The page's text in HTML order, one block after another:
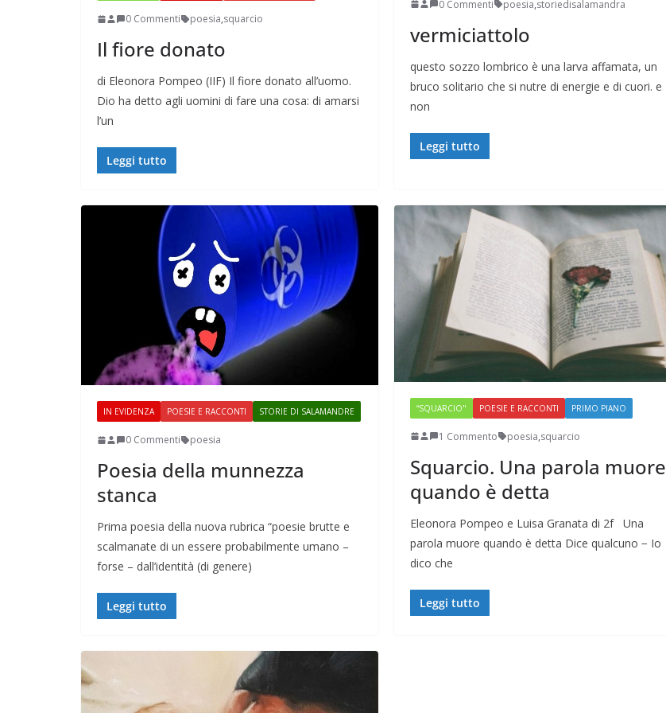
0 Commenti poesia,squarcio
Il fiore donato
di Eleonora Pompeo (IIF) Il fiore donato all’uomo.
Dio ha detto agli uomini di fare una cosa: di amarsi
l’un
Leggi tutto
0 Commenti poesia,storiedisalamandra
vermiciattolo
questo sozzo lombrico è una larva affamata, un
bruco solitario che si nutre di energie e di cuori. e
non
Leggi tutto
IN EVIDENZA POESIE E RACCONTI STORIE DI SALAMANDRE
0 Commenti poesia
Poesia della munnezza
stanca
Prima poesia della nuova rubrica “poesie brutte e
scalmanate di un essere probabilmente umano –
forse – dall’identità (di genere)
Leggi tutto
“SQUARCIO" POESIE E RACCONTI PRIMO PIANO
1 Commento poesia,squarcio
Squarcio. Una parola muore
quando è detta
Eleonora Pompeo e Luisa Granata di 2f Una
parola muore quando è detta Dice qualcuno − Io
dico che
Leggi tutto